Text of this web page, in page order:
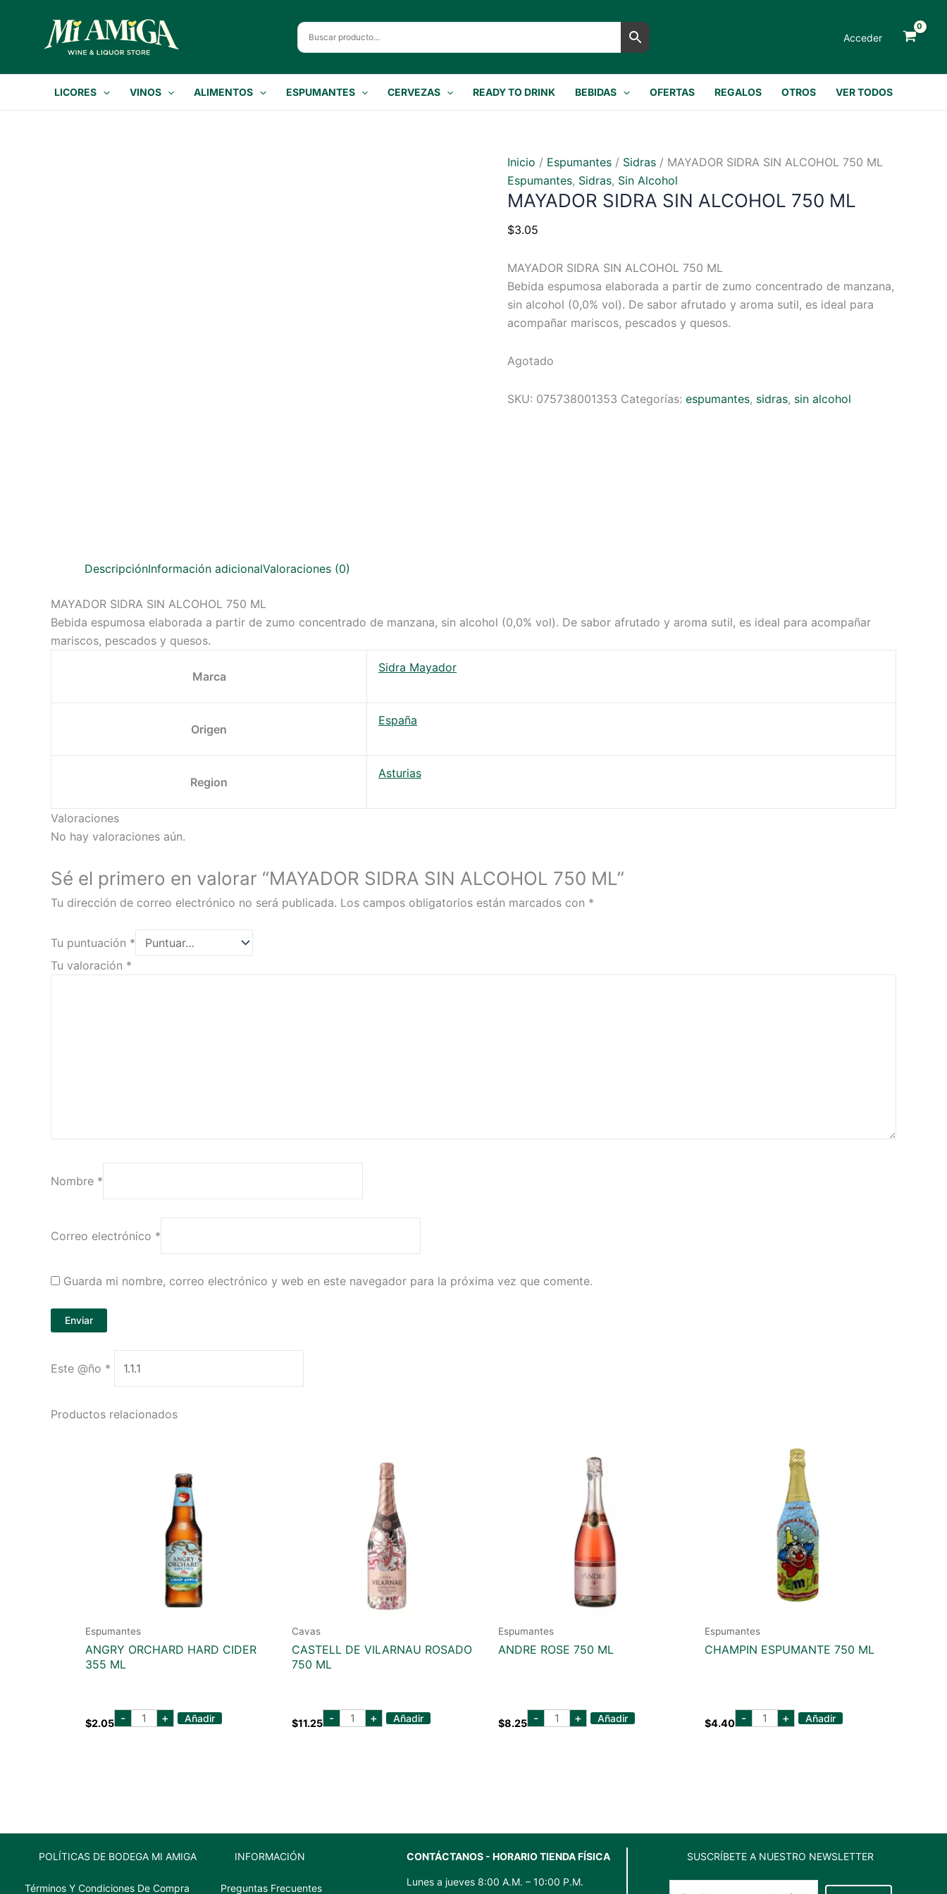
contenido
Acceder
LICORES VINOS ALIMENTOS ESPUMANTES CERVEZAS READY TO DRINK BEBIDAS OFERTAS REGALOS OTROS VER TODOS
Inicio / Espumantes / Sidras / MAYADOR SIDRA SIN ALCOHOL 750 ML
Espumantes, Sidras, Sin Alcohol
MAYADOR SIDRA SIN ALCOHOL 750 ML
$3.05
MAYADOR SIDRA SIN ALCOHOL 750 ML
Bebida espumosa elaborada a partir de zumo concentrado de manzana,
sin alcohol (0,0% vol). De sabor afrutado y aroma sutil, es ideal para
acompañar mariscos, pescados y quesos.
Agotado
SKU: 075738001353 Categorías: espumantes, sidras, sin alcohol
DescripciónInformación adicionalValoraciones (0)
MAYADOR SIDRA SIN ALCOHOL 750 ML
Bebida espumosa elaborada a partir de zumo concentrado de manzana, sin alcohol (0,0% vol). De sabor afrutado y aroma sutil, es ideal para acompañar
mariscos, pescados y quesos.
Marca
Sidra Mayador
Origen
España
Region
Asturias
Valoraciones
No hay valoraciones aún.
Sé el primero en valorar “MAYADOR SIDRA SIN ALCOHOL 750 ML”
Tu dirección de correo electrónico no será publicada. Los campos obligatorios están marcados con *
Tu puntuación *
Tu valoración *
Nombre *
Correo electrónico *
Guarda mi nombre, correo electrónico y web en este navegador para la próxima vez que comente.
Este @ño *
Productos relacionados
Espumantes
ANGRY ORCHARD HARD CIDER
355 ML
$2.05 - angry
orchard
+ Añadir
Cavas
CASTELL DE VILARNAU ROSADO
750 ML
$11.25 - castell
de
+ Añadir
Espumantes
ANDRE ROSE 750 ML
$8.25 - andre
rose
+ Añadir
Espumantes
CHAMPIN ESPUMANTE 750 ML
$4.40 - CHAMPIN
ESPUMANTE
+ Añadir
POLÍTICAS DE BODEGA MI AMIGA
Términos Y Condiciones De Compra
INFORMACIÓN
Preguntas Frecuentes
CONTÁCTANOS - HORARIO TIENDA FÍSICA
Lunes a jueves 8:00 A.M. – 10:00 P.M.
SUSCRÍBETE A NUESTRO NEWSLETTER